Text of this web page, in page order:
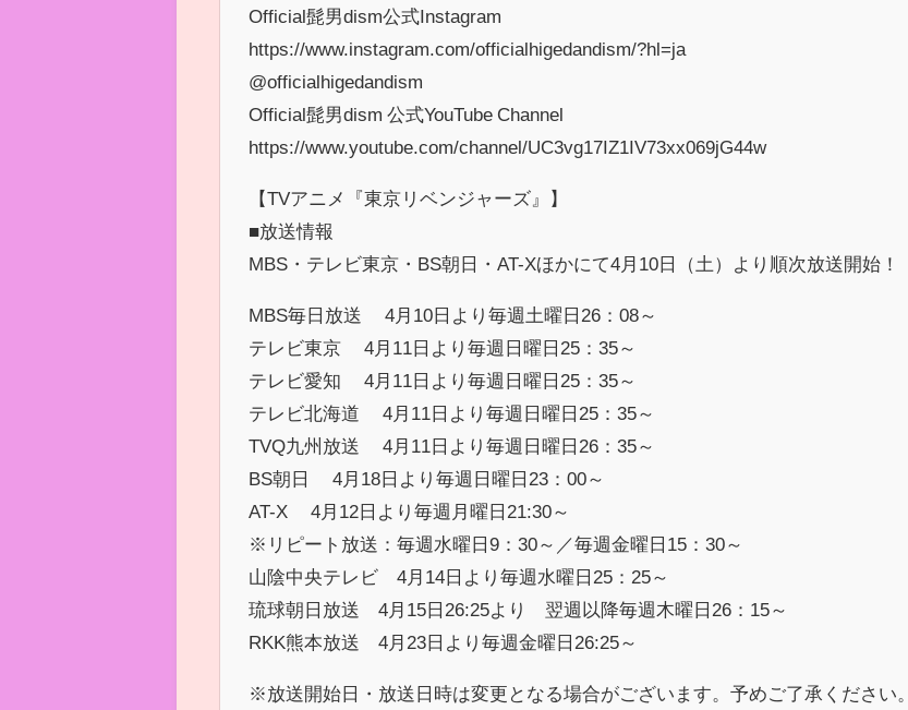
Official髭男dism公式Instagram
https://www.instagram.com/officialhigedandism/?hl=ja
@officialhigedandism
Official髭男dism 公式YouTube Channel
https://www.youtube.com/channel/UC3vg17IZ1IV73xx069jG44w
【TVアニメ『東京リベンジャーズ』】
■放送情報
MBS・テレビ東京・BS朝日・AT-Xほかにて4月10日（土）より順次放送開始！
MBS毎日放送 4月10日より毎週土曜日26：08～
テレビ東京 4月11日より毎週日曜日25：35～
テレビ愛知 4月11日より毎週日曜日25：35～
テレビ北海道 4月11日より毎週日曜日25：35～
TVQ九州放送 4月11日より毎週日曜日26：35～
BS朝日 4月18日より毎週日曜日23：00～
AT-X 4月12日より毎週月曜日21:30～
※リピート放送：毎週水曜日9：30～／毎週金曜日15：30～
山陰中央テレビ 4月14日より毎週水曜日25：25～
琉球朝日放送 4月15日26:25より 翌週以降毎週木曜日26：15～
RKK熊本放送 4月23日より毎週金曜日26:25～
※放送開始日・放送日時は変更となる場合がございます。予めご了承ください。